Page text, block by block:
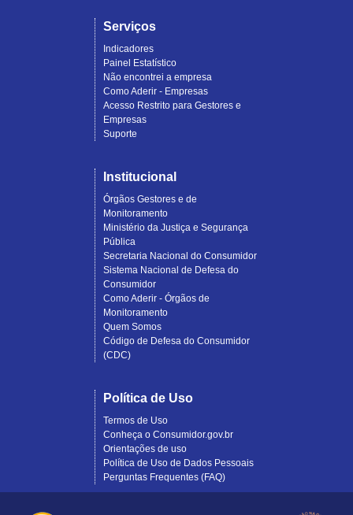
Serviços
Indicadores
Painel Estatístico
Não encontrei a empresa
Como Aderir - Empresas
Acesso Restrito para Gestores e
Empresas
Suporte
Institucional
Órgãos Gestores e de
Monitoramento
Ministério da Justiça e Segurança
Pública
Secretaria Nacional do Consumidor
Sistema Nacional de Defesa do
Consumidor
Como Aderir - Órgãos de
Monitoramento
Quem Somos
Código de Defesa do Consumidor
(CDC)
Política de Uso
Termos de Uso
Conheça o Consumidor.gov.br
Orientações de uso
Política de Uso de Dados Pessoais
Perguntas Frequentes (FAQ)